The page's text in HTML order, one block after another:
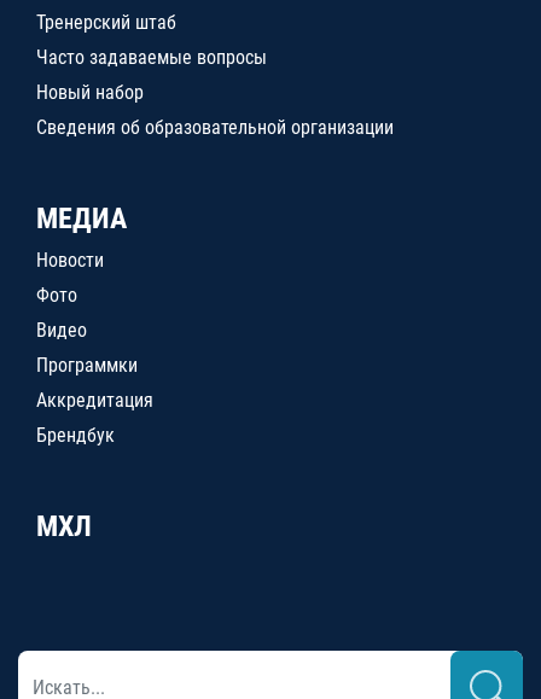
Тренерский штаб
Часто задаваемые вопросы
Новый набор
Сведения об образовательной организации
МЕДИА
Новости
Фото
Видео
Программки
Аккредитация
Брендбук
МХЛ